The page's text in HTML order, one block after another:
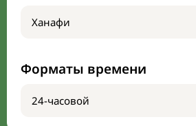
Форматы времени